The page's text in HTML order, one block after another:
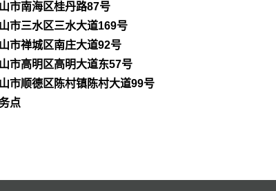
市南海区桂丹路87号
市三水区三水大道169号
市禅城区南庄大道92号
市高明区高明大道东57号
市顺德区陈村镇陈村大道99号
点